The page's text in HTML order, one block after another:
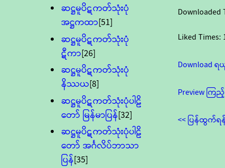
ဆဋ္ဌမူပိဋကတ်သုံးပုံ
အဋ္ဌကထာ[51]
ဆဋ္ဌမူပိဋကတ်သုံးပုံ
ဋီကာ[26]
ဆဋ္ဌမူပိဋကတ်သုံးပုံ
နိဿယ[8]
ဆဋ္ဌမူပိဋကတ်သုံးပုံပါဠိ
တော် မြန်မာပြန်[32]
ဆဋ္ဌမူပိဋကတ်သုံးပုံပါဠိ
တော် အင်္ဂလိပ်ဘာသာ
ပြန်[35]
Downloaded
Liked Times:
Download
Preview ကြ
<< ပြန်ထွက်ရ